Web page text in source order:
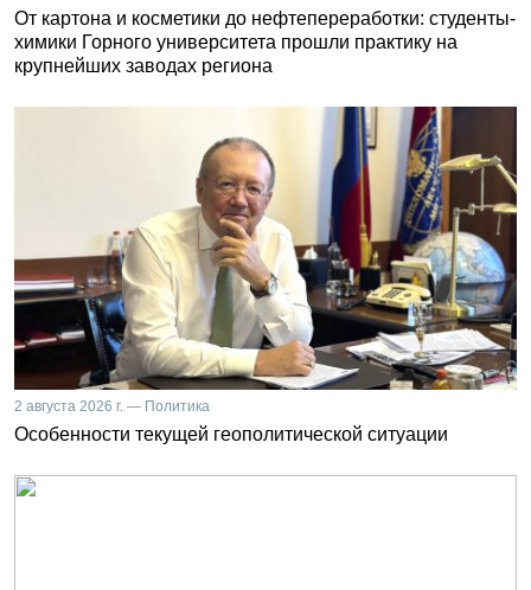
От картона и косметики до нефтепереработки: студенты-
химики Горного университета прошли практику на
крупнейших заводах региона
2 августа 2026 г. — Политика
Особенности текущей геополитической ситуации